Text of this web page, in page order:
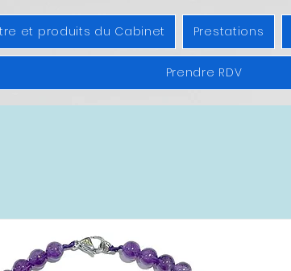
et produits du Cabinet Prestations
Prendre RDV